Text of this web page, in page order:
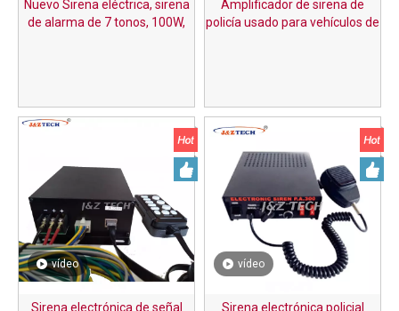
Nuevo Sirena eléctrica, sirena
de alarma de 7 tonos, 100W,
Amplificador de sirena de
policía usado para vehículos de
vídeo
Sirena electrónica de señal
vídeo
Sirena electrónica policial